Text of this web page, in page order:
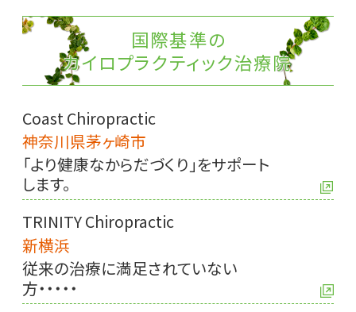
国際基準の
カイロプラクティック治療院
Coast Chiropractic
神奈川県茅ヶ崎市
「より健康なからだづくり」をサポート
します。
TRINITY Chiropractic
新横浜
従来の治療に満足されていない
方・・・・・